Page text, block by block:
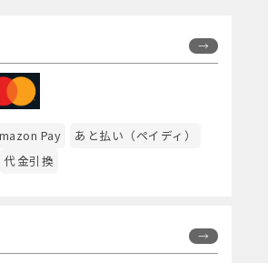
Pay
あと払い（ペイディ）
代金引換